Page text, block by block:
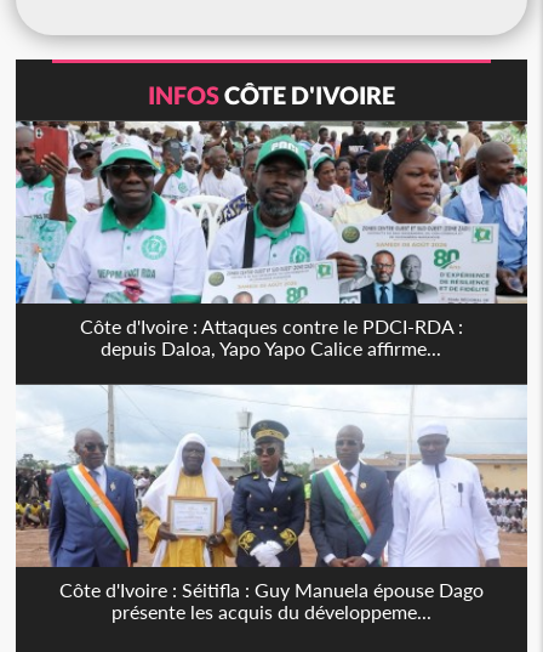
INFOSCÔTE D'IVOIRE
Côte d'Ivoire : Attaques contre le PDCI-RDA :
depuis Daloa, Yapo Yapo Calice affirme...
Côte d'Ivoire : Séitifla : Guy Manuela épouse Dago
présente les acquis du développeme...